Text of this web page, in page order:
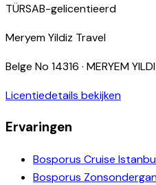
TÜRSAB-gelicentieerd
Meryem Yildiz Travel
Belge No 14316 · MERYEM
Licentiedetails bekijken
Ervaringen
Bosporus Cruise
Bosporus